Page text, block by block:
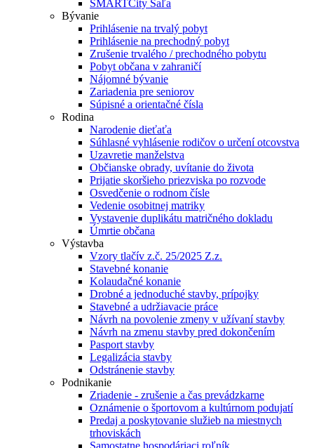
SMARTCity Šaľa
Bývanie
Prihlásenie na trvalý pobyt
Prihlásenie na prechodný pobyt
Zrušenie trvalého / prechodného pobytu
Pobyt občana v zahraničí
Nájomné bývanie
Zariadenia pre seniorov
Súpisné a orientačné čísla
Rodina
Narodenie dieťaťa
Súhlasné vyhlásenie rodičov o určení otcovstva
Uzavretie manželstva
Občianske obrady, uvítanie do života
Prijatie skoršieho priezviska po rozvode
Osvedčenie o rodnom čísle
Vedenie osobitnej matriky
Vystavenie duplikátu matričného dokladu
Úmrtie občana
Výstavba
Vzory tlačív z.č. 25/2025 Z.z.
Stavebné konanie
Kolaudačné konanie
Drobné a jednoduché stavby, prípojky
Stavebné a udržiavacie práce
Návrh na povolenie zmeny v užívaní stavby
Návrh na zmenu stavby pred dokončením
Pasport stavby
Legalizácia stavby
Odstránenie stavby
Podnikanie
Zriadenie - zrušenie a čas prevádzkarne
Oznámenie o športovom a kultúrnom podujatí
Predaj a poskytovanie služieb na miestnych
trhoviskách